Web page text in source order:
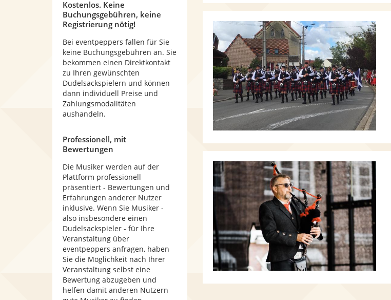
Kostenlos. Keine
Buchungsgebühren, keine
Registrierung nötig!
Bei eventpeppers fallen für Sie
keine Buchungsgebühren an. Sie
bekommen einen Direktkontakt
zu Ihren gewünschten
Dudelsackspielern und können
dann individuell Preise und
Zahlungsmodalitäten
aushandeln.
Professionell, mit
Bewertungen
Die Musiker werden auf der
Plattform professionell
präsentiert - Bewertungen und
Erfahrungen anderer Nutzer
inklusive. Wenn Sie Musiker -
also insbesondere einen
Dudelsackspieler - für Ihre
Veranstaltung über
eventpeppers anfragen, haben
Sie die Möglichkeit nach Ihrer
Veranstaltung selbst eine
Bewertung abzugeben und
helfen damit anderen Nutzern